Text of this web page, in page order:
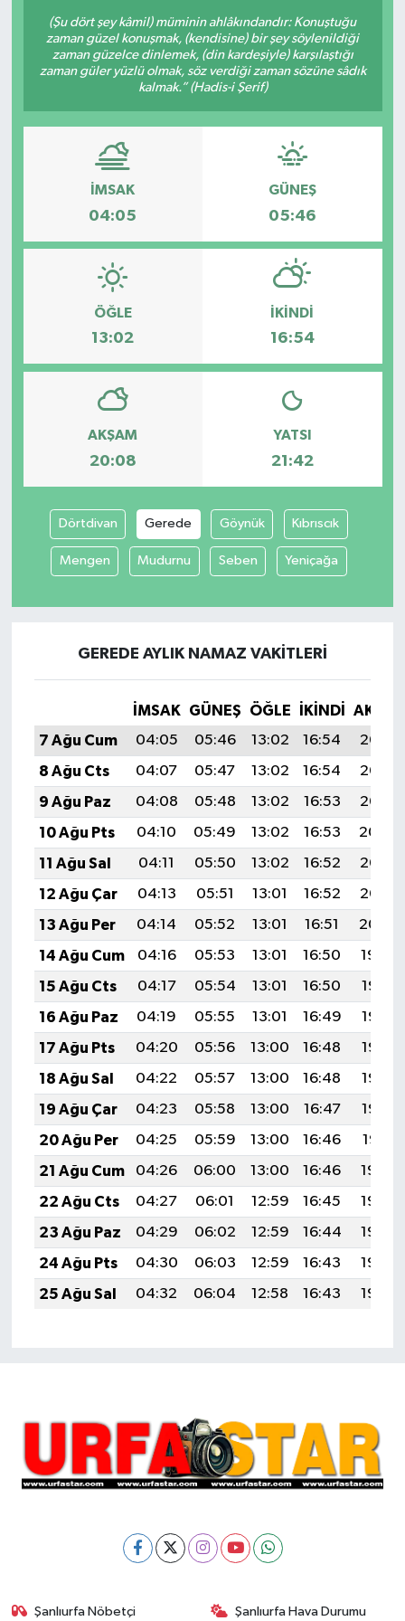
(Şu dört şey kâmil) müminin ahlâkındandır: Konuştuğu
zaman güzel konuşmak, (kendisine) bir şey söylenildiği
zaman güzelce dinlemek, (din kardeşiyle) karşılaştığı
zaman güler yüzlü olmak, söz verdiği zaman sözüne sâdık
kalmak.” (Hadis-i Şerif)
İMSAK
04:05
GÜNEŞ
05:46
ÖĞLE
13:02
İKINDI
16:54
AKŞAM
20:08
YATSI
21:42
Dörtdivan Gerede Göynük Kıbrıscık
Mengen Mudurnu Seben Yeniçağa
GEREDE AYLIK NAMAZ VAKITLERI
İMSAK GÜNEŞ ÖĞLE İKINDI
7 Ağu Cum
04:05 05:46 13:02 16:54
20:08
8 Ağu Cts
04:07 05:47 13:02 16:54
20:07
9 Ağu Paz
04:08 05:48 13:02 16:53
20:06
10 Ağu Pts
04:10 05:49 13:02 16:53
20:04
11 Ağu Sal
04:11 05:50 13:02 16:52
20:03
12 Ağu Çar
04:13 05:51 13:01 16:52
20:02
13 Ağu Per
04:14 05:52 13:01 16:51
20:00
14 Ağu Cum
04:16 05:53 13:01 16:50
19:59
15 Ağu Cts
04:17 05:54 13:01 16:50
19:58
16 Ağu Paz
04:19 05:55 13:01 16:49
19:56
17 Ağu Pts
04:20 05:56 13:00 16:48
19:55
18 Ağu Sal
04:22 05:57 13:00 16:48
19:53
19 Ağu Çar
04:23 05:58 13:00 16:47
19:52
20 Ağu Per
04:25 05:59 13:00 16:46
19:51
21 Ağu Cum
04:26 06:00 13:00 16:46
19:49
22 Ağu Cts
04:27 06:01 12:59 16:45
19:48
23 Ağu Paz
04:29 06:02 12:59 16:44
19:46
24 Ağu Pts
04:30 06:03 12:59 16:43
19:45
25 Ağu Sal
04:32 06:04 12:58 16:43 19:43
Şanlıurfa Nöbetçi Şanlıurfa Hava Durumu